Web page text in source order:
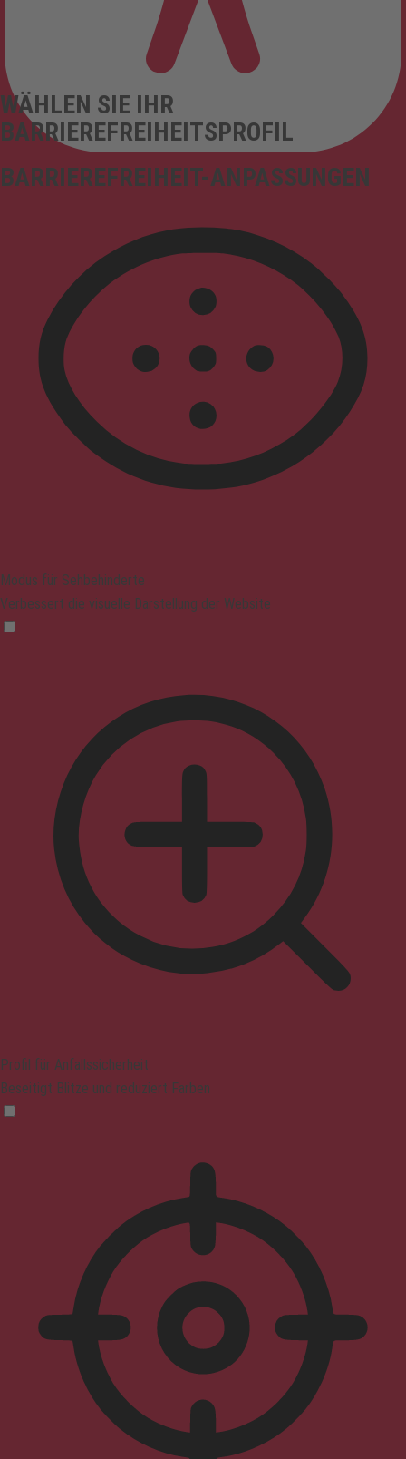
BARRIEREFREIHEIT-ANPASSUNGEN
WÄHLEN SIE IHR
BARRIEREFREIHEITSPROFIL
Modus für Sehbehinderte
Verbessert die visuelle Darstellung der Website
Profil für Anfallssicherheit
Beseitigt Blitze und reduziert Farben